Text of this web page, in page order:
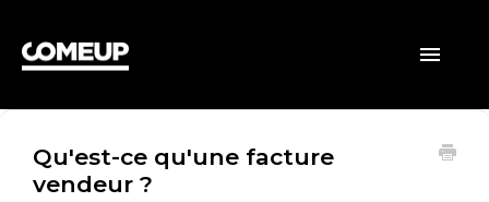
Toggle
VENDEURS
Qu'est-ce qu'une facture
vendeur ?